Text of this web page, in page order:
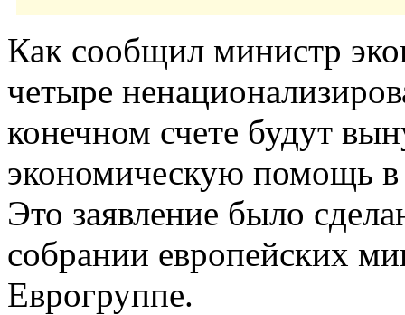
Как сообщил министр
четыре
конечном счете будут
экономическую помощь
Это заявление было
собрании европейских
Еврогруппе.